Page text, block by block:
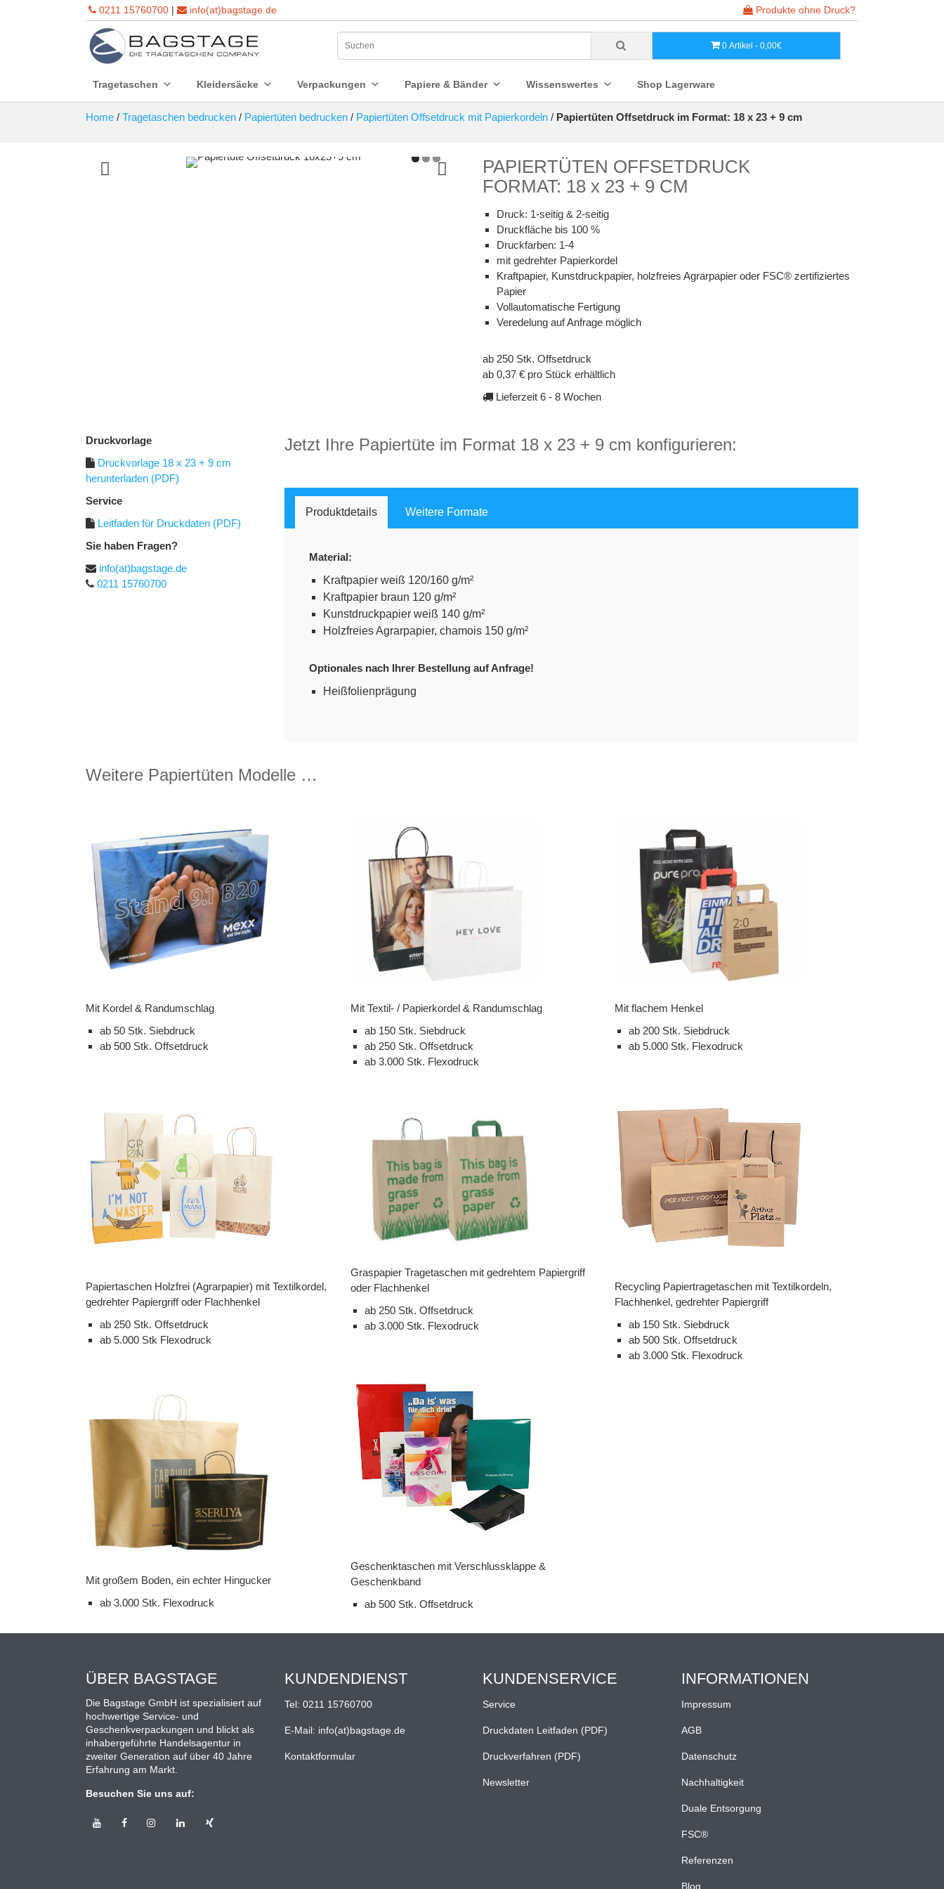
0211 15760700 | info(at)bagstage.de Produkte ohne Druck?
0 Artikel - 0,00€
Tragetaschen Kleidersäcke Verpackungen Papiere & Bänder Wissenswertes Shop Lagerware
Home / Tragetaschen bedrucken / Papiertüten bedrucken / Papiertüten Offsetdruck mit Papierkordeln / Papiertüten Offsetdruck im Format: 18 x 23 + 9 cm
PAPIERTÜTEN OFFSETDRUCK
FORMAT: 18 x 23 + 9 CM
Druck: 1-seitig & 2-seitig
Druckfläche bis 100 %
Druckfarben: 1-4
mit gedrehter Papierkordel
Kraftpapier, Kunstdruckpapier, holzfreies Agrarpapier oder FSC® zertifiziertes
Papier
Vollautomatische Fertigung
Veredelung auf Anfrage möglich
ab 250 Stk. Offsetdruck
ab 0,37 € pro Stück erhältlich
Lieferzeit 6 - 8 Wochen
Druckvorlage
Druckvorlage 18 x 23 + 9 cm
herunterladen (PDF)
Service
Leitfaden für Druckdaten (PDF)
Sie haben Fragen?
info(at)bagstage.de
0211 15760700
Jetzt Ihre Papiertüte im Format 18 x 23 + 9 cm konfigurieren:
Produktdetails Weitere Formate
Material:
Kraftpapier weiß 120/160 g/m²
Kraftpapier braun 120 g/m²
Kunstdruckpapier weiß 140 g/m²
Holzfreies Agrarpapier, chamois 150 g/m²
Optionales nach Ihrer Bestellung auf Anfrage!
Heißfolienprägung
Weitere Papiertüten Modelle …
Mit Kordel & Randumschlag
ab 50 Stk. Siebdruck
ab 500 Stk. Offsetdruck
Papiertaschen Holzfrei (Agrarpapier) mit Textilkordel,
gedrehter Papiergriff oder Flachhenkel
ab 250 Stk. Offsetdruck
ab 5.000 Stk Flexodruck
Mit großem Boden, ein echter Hingucker
ab 3.000 Stk. Flexodruck
Mit Textil- / Papierkordel & Randumschlag
ab 150 Stk. Siebdruck
ab 250 Stk. Offsetdruck
ab 3.000 Stk. Flexodruck
Graspapier Tragetaschen mit gedrehtem Papiergriff
oder Flachhenkel
ab 250 Stk. Offsetdruck
ab 3.000 Stk. Flexodruck
Geschenktaschen mit Verschlussklappe &
Geschenkband
ab 500 Stk. Offsetdruck
Mit flachem Henkel
ab 200 Stk. Siebdruck
ab 5.000 Stk. Flexodruck
Recycling Papiertragetaschen mit Textilkordeln,
Flachhenkel, gedrehter Papiergriff
ab 150 Stk. Siebdruck
ab 500 Stk. Offsetdruck
ab 3.000 Stk. Flexodruck
ÜBER BAGSTAGE
Die Bagstage GmbH ist spezialisiert auf
hochwertige Service- und
Geschenkverpackungen und blickt als
inhabergeführte Handelsagentur in
zweiter Generation auf über 40 Jahre
Erfahrung am Markt.
Besuchen Sie uns auf:
KUNDENDIENST
Tel: 0211 15760700
E-Mail: info(at)bagstage.de
Kontaktformular
KUNDENSERVICE
Service
Druckdaten Leitfaden (PDF)
Druckverfahren (PDF)
Newsletter
INFORMATIONEN
Impressum
AGB
Datenschutz
Nachhaltigkeit
Duale Entsorgung
FSC®
Referenzen
Blog